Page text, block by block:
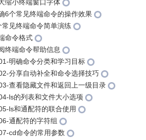
缩小终端窗口字体
6个常见终端命令的操作效果
见终端命令简单演练
命令格式
终端命令帮助信息
明确命令分类和学习目标
分享自动补全和命令选择技巧
查看隐藏文件和返回上一级目录
ls的列表和文件大小选项
ls和通配符的联合使用
通配符的字符组
cd命令的常用参数